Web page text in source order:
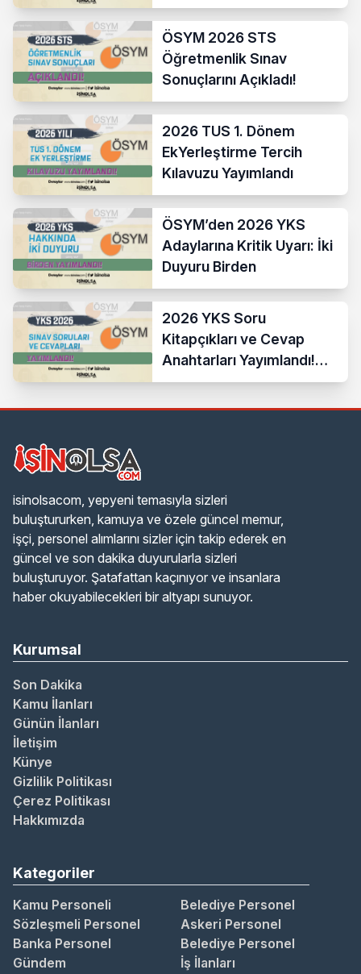
ÖSYM 2026 STS
Öğretmenlik Sınav
Sonuçlarını Açıkladı!
2026 TUS 1. Dönem
EkYerleştirme Tercih
Kılavuzu Yayımlandı
ÖSYM’den 2026 YKS
Adaylarına Kritik Uyarı: İki
Duyuru Birden
2026 YKS Soru
Kitapçıkları ve Cevap
Anahtarları Yayımlandı!
ÖSYM Erişime Açtı
isinolsacom, yepyeni temasıyla sizleri
buluştururken, kamuya ve özele güncel memur,
işçi, personel alımlarını sizler için takip ederek en
güncel ve son dakika duyurularla sizleri
buluşturuyor. Şatafattan kaçınıyor ve insanlara
haber okuyabilecekleri bir altyapı sunuyor.
Kurumsal
Son Dakika
Kamu İlanları
Günün İlanları
İletişim
Künye
Gizlilik Politikası
Çerez Politikası
Hakkımızda
Kategoriler
Kamu Personeli
Belediye Personel
Sözleşmeli Personel
Askeri Personel
Banka Personel
Belediye Personel
Gündem
İş İlanları